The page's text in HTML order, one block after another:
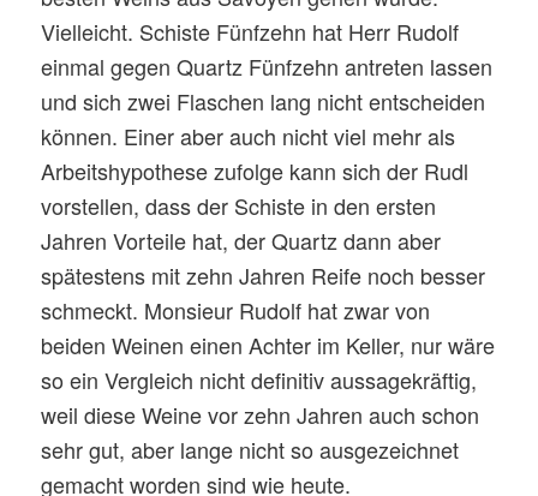
Vielleicht. Schiste Fünfzehn hat Herr Rudolf
einmal gegen Quartz Fünfzehn antreten lassen
und sich zwei Flaschen lang nicht entscheiden
können. Einer aber auch nicht viel mehr als
Arbeitshypothese zufolge kann sich der Rudl
vorstellen, dass der Schiste in den ersten
Jahren Vorteile hat, der Quartz dann aber
spätestens mit zehn Jahren Reife noch besser
schmeckt. Monsieur Rudolf hat zwar von
beiden Weinen einen Achter im Keller, nur wäre
so ein Vergleich nicht definitiv aussagekräftig,
weil diese Weine vor zehn Jahren auch schon
sehr gut, aber lange nicht so ausgezeichnet
gemacht worden sind wie heute.